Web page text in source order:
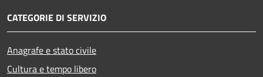
CATEGORIE DI SERVIZIO
Anagrafe e stato civile
Cultura e tempo libero